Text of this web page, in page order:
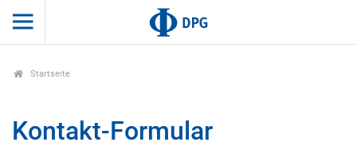
Startseite
Kontakt-Formular